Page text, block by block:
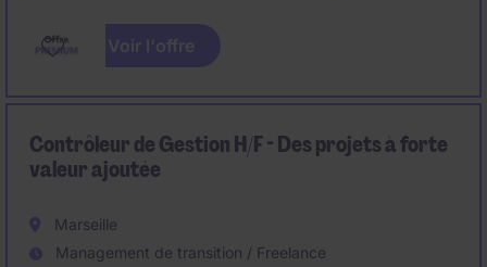
83.Poste idéalement basé à Marseille ou Nice.
Voir l'offre
Contrôleur de Gestion H/F - Des projets à forte
valeur ajoutée
Marseille
Management de transition / Freelance